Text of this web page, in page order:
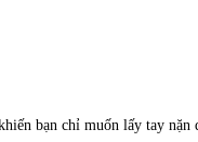
bạn chỉ muốn lấy tay